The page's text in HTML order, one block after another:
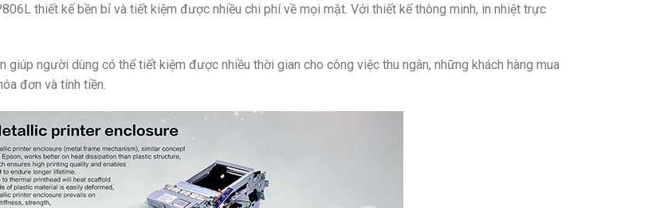
thiết kế bền bỉ và tiết kiệm được nhiều chi phí về mọi mặt. Với thiết kế thông minh, in nhiệt trực
người dùng có thể tiết kiệm được nhiều thời gian cho công việc thu ngân, những khách hàng mua
đơn và tính tiền.